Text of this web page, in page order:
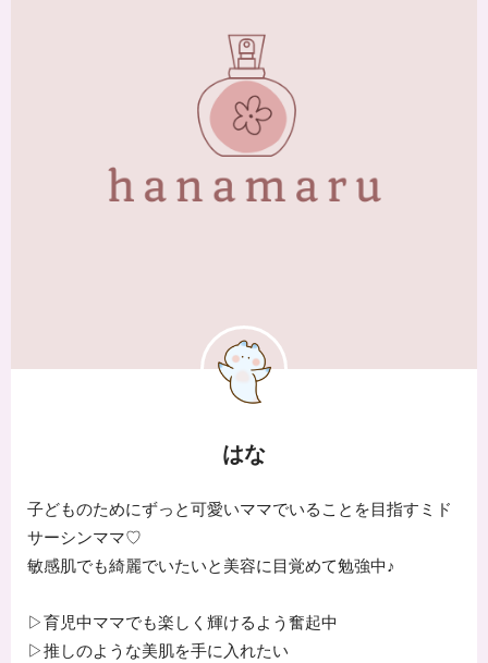
はな
子どものためにずっと可愛いママでいることを目指すミド
サーシンママ♡
敏感肌でも綺麗でいたいと美容に目覚めて勉強中♪
▷育児中ママでも楽しく輝けるよう奮起中
▷推しのような美肌を手に入れたい